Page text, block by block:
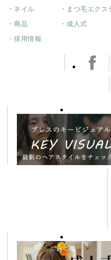
・ネイル ・まつ毛エクス
・商品 ・成人式
・採用情報